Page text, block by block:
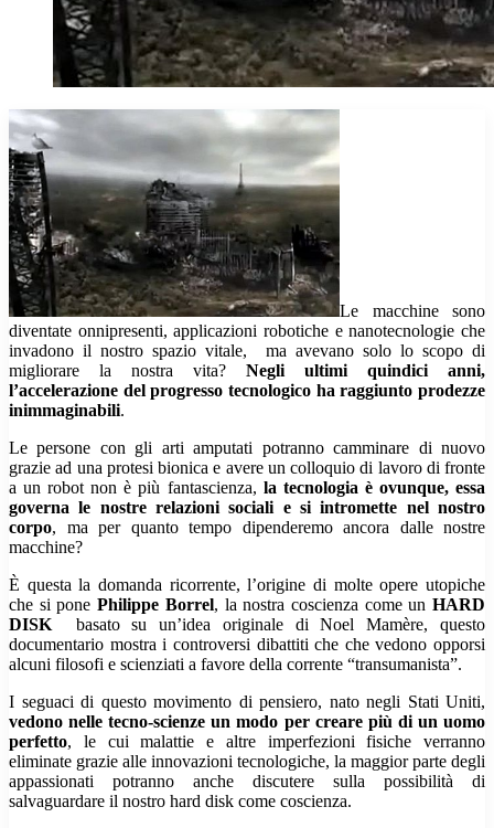
Le macchine sono
diventate onnipresenti, applicazioni robotiche e nanotecnologie che
invadono il nostro spazio vitale, ma avevano solo lo scopo di
migliorare la nostra vita? Negli ultimi quindici anni,
l’accelerazione del progresso tecnologico ha raggiunto prodezze
inimmaginabili.
Le persone con gli arti amputati potranno camminare di nuovo
grazie ad una protesi bionica e avere un colloquio di lavoro di fronte
a un robot non è più fantascienza, la tecnologia è ovunque, essa
governa le nostre relazioni sociali e si intromette nel nostro
corpo, ma per quanto tempo dipenderemo ancora dalle nostre
macchine?
È questa la domanda ricorrente, l’origine di molte opere utopiche
che si ponePhilippe Borrel, la nostra coscienza come unHARD
DISK basato su un’idea originale di Noel Mamère, questo
documentario mostra i controversi dibattiti che che vedono opporsi
alcuni filosofi e scienziati a favore della corrente “transumanista”.
I seguaci di questo movimento di pensiero, nato negli Stati Uniti,
vedono nelle tecno-scienze un modo per creare più di un uomo
perfetto, le cui malattie e altre imperfezioni fisiche verranno
eliminate grazie alle innovazioni tecnologiche, la maggior parte degli
appassionati potranno anche discutere sulla possibilità di
salvaguardare il nostro hard disk come coscienza.